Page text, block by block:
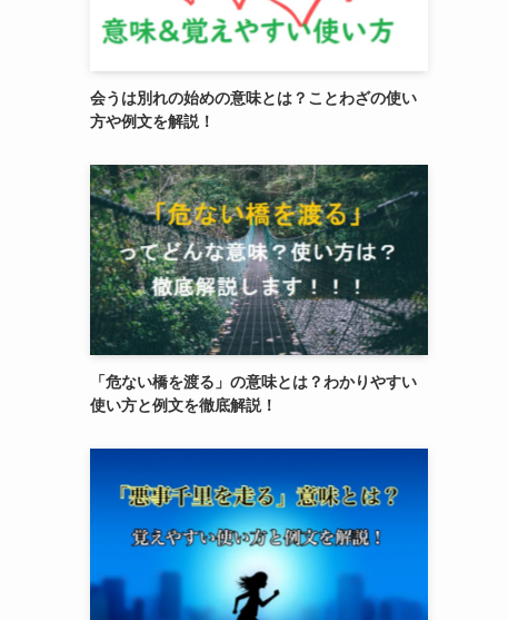
会うは別れの始めの意味とは？ことわざの使い
方や例文を解説！
「危ない橋を渡る」の意味とは？わかりやすい
使い方と例文を徹底解説！